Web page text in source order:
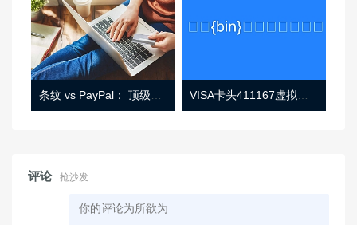
条纹 vs PayPal： 顶级功能， 定价 （和更多！ VISA卡头411167虚拟卡基础信息
评论 抢沙发